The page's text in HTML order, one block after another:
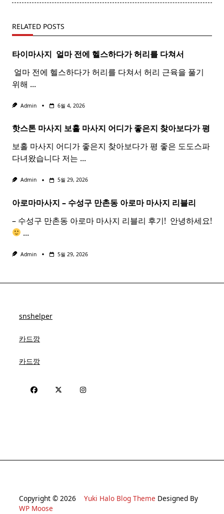
text">Page</span>
RELATED POSTS
타이마사지 ​ 얼마 전에 헬스하다가 허리를 다쳐서
​ 얼마 전에 헬스하다가 허리를 다쳐서 허리 근육을 풀기
위해 ...
Admin 6월 4, 2026
핫스톤 마사지 보홀 마사지 어디가 좋은지 찾아보다가 평
보홀 마사지 어디가 좋은지 찾아보다가 평 좋은 도도스파
다녀왔습니다 저는 ...
Admin 5월 29, 2026
아로마마사지 – 수성구 만촌동 아로마 마사지 리블리
– 수성구 만촌동 아로마 마사지 리블리 후기! ​ 안녕하세요!
...
Admin 5월 29, 2026
snshelper
카드깡
카드깡
Copyright © 2026 Yuki Halo Blog Theme Designed By
WP Moose